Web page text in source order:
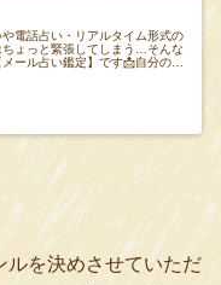
電話占い・リアルタイム形式の
ょっと緊張してしまう…そんな
ール占い鑑定】です📩自分のペ
ルを決めさせていただ